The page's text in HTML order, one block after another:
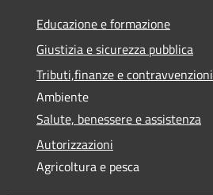
Educazione e formazione
Giustizia e sicurezza pubblica
Tributi,finanze e contravvenzioni
Ambiente
Salute, benessere e assistenza
Autorizzazioni
Agricoltura e pesca